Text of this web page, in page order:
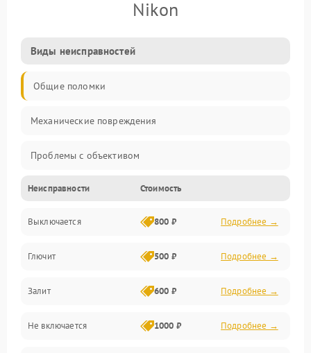
Nikon
Виды неисправностей
Общие поломки
Механические повреждения
Проблемы с объективом
Электронные ошибки
Механические проблемы
Матрица и оптика
Питание и питание цепей
Проблемы с картами памяти
Неисправности Стоимость
Выключается 800 ₽ Подробнее →
Глючит 500 ₽ Подробнее →
Залит 600 ₽ Подробнее →
Не включается 1000 ₽ Подробнее →